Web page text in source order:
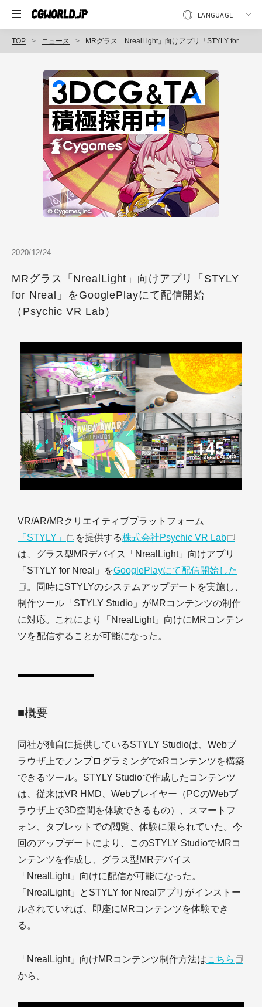
TOP ニュース MRグラス「NrealLight」向けアプリ「STYLY for Nreal」をGooglePlayにて配信開始（Psychic VR Lab）
2020/12/24
MRグラス「NrealLight」向けアプリ「STYLY
for Nreal」をGooglePlayにて配信開始
（Psychic VR Lab）
VR/AR/MRクリエイティブプラットフォーム
「STYLY」
を提供する株式会社Psychic VR Lab
は、グラス型MRデバイス「NrealLight」向けアプリ
「STYLY for Nreal」をGooglePlayにて配信開始した
。同時にSTYLYのシステムアップデートを実施し、
制作ツール「STYLY Studio」がMRコンテンツの制作
に対応。これにより「NrealLight」向けにMRコンテン
ツを配信することが可能になった。
■概要
同社が独自に提供しているSTYLY Studioは、Webブ
ラウザ上でノンプログラミングでxRコンテンツを構築
できるツール。STYLY Studioで作成したコンテンツ
は、従来はVR HMD、Webプレイヤー（PCのWebブ
ラウザ上で3D空間を体験できるもの）、スマートフ
ォン、タブレットでの閲覧、体験に限られていた。今
回のアップデートにより、このSTYLY StudioでMRコ
ンテンツを作成し、グラス型MRデバイス
「NrealLight」向けに配信が可能になった。
「NrealLight」とSTYLY for Nrealアプリがインストー
ルされていれば、即座にMRコンテンツを体験でき
る。
「NrealLight」向けMRコンテンツ制作方法はこちら
から。